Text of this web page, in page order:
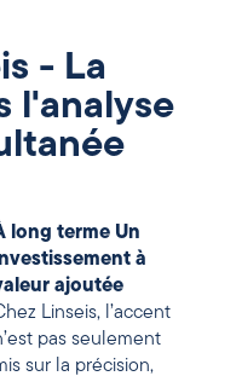
- La
l'analyse
long terme Un
à
ajoutée
Linseis, l’accent
pas seulement
sur la précision,